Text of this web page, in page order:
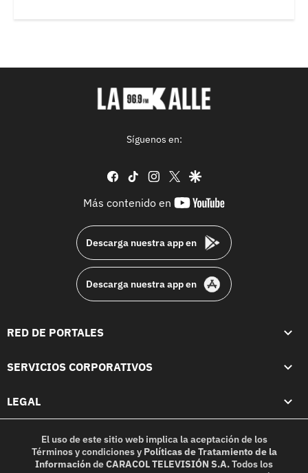
Síguenos en:
facebook
tiktok instagram
twittergoogle
Más contenido en
youtube-
Descarga nuestra app en
Descarga nuestra app en
RED DE PORTALES
SERVICIOS CORPORATIVOS
LEGAL
El uso de este sitio web implica la aceptación de los
Términos y condicionesy Políticas de Tratamiento de la
InformacióndeCARACOL TELEVISIÓN S.A.Todos los